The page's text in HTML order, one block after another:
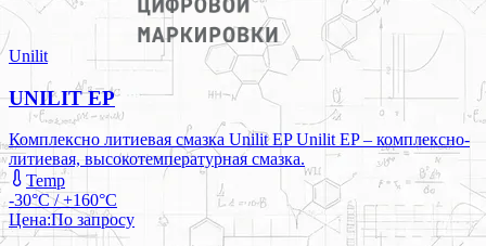
Unilit
UNILIT EP
Комплексно литиевая смазка Unilit EP Unilit EP – комплексно-
литиевая, высокотемпературная смазка.
Temp
-30°C / +160°C
Цена:По запросу